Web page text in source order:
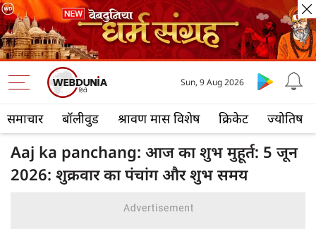
समाचार बॉलीवुड श्रावण मास विशेष क्रिकेट ज्योतिष
Sun, 9 Aug 2026
Aaj ka panchang: आज का शुभ मुहूर्त: 5 जून
2026: शुक्रवार का पंचांग और शुभ समय